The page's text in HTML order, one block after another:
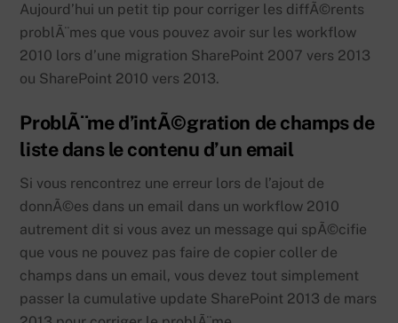
Aujourd’hui un petit tip pour corriger les diffÃ©rents
problÃ¨mes que vous pouvez avoir sur les workflow
2010 lors d’une migration SharePoint 2007 vers 2013
ou SharePoint 2010 vers 2013.
ProblÃ¨me d’intÃ©gration de champs de
liste dans le contenu d’un email
Si vous rencontrez une erreur lors de l’ajout de
donnÃ©es dans un email dans un workflow 2010
autrement dit si vous avez un message qui spÃ©cifie
que vous ne pouvez pas faire de copier coller de
champs dans un email, vous devez tout simplement
passer la cumulative update SharePoint 2013 de mars